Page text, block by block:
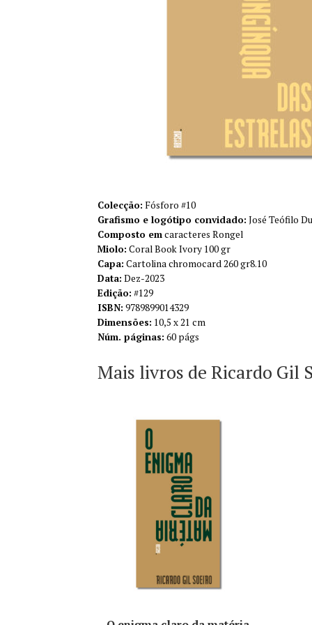
Colecção: Fósforo #10
Grafismo e logótipo convidado: José Teófilo
Composto emcaracteres Rongel
Miolo: Coral Book Ivory 100 gr
Capa: Cartolina chromocard 260 gr8.10
Data: Dez-2023
Edição: #129
ISBN: 9789899014329
Dimensões: 10,5 x 21 cm
Núm. páginas: 60 págs
Mais livros de Ricardo Gil